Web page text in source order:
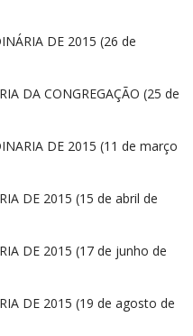
DE 2015 (26 de
DA CONGREGAÇÃO (25 de
DE 2015 (11 de março
DE 2015 (15 de abril de
DE 2015 (17 de junho de
DE 2015 (19 de agosto de